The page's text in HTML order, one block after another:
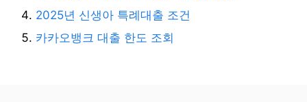
2025년 신생아 특례대출 조건
카카오뱅크 대출 한도 조회